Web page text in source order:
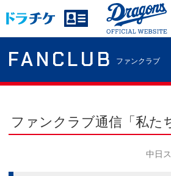
FANCLUB ファンクラブ
ファンクラブ通信「私た
中日